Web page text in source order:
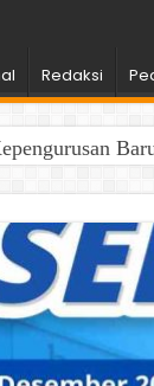
Redaksi